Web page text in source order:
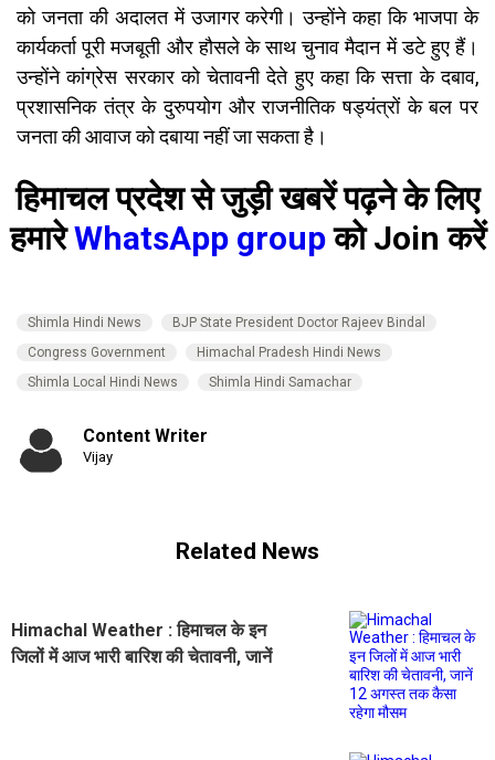
को जनता की अदालत में उजागर करेगी। उन्होंने कहा कि भाजपा के
कार्यकर्ता पूरी मजबूती और हौसले के साथ चुनाव मैदान में डटे हुए हैं।
उन्होंने कांग्रेस सरकार को चेतावनी देते हुए कहा कि सत्ता के दबाव,
प्रशासनिक तंत्र के दुरुपयोग और राजनीतिक षड्यंत्रों के बल पर
जनता की आवाज को दबाया नहीं जा सकता है।
हिमाचल प्रदेश से जुड़ी खबरें पढ़ने के लिए
हमारेWhatsApp groupको Join करें
Shimla Hindi News
BJP State President Doctor Rajeev Bindal
Congress Government
Himachal Pradesh Hindi News
Shimla Local Hindi News
Shimla Hindi Samachar
Content Writer
Vijay
Related News
Himachal Weather : हिमाचल के इन
जिलों में आज भारी बारिश की चेतावनी, जानें